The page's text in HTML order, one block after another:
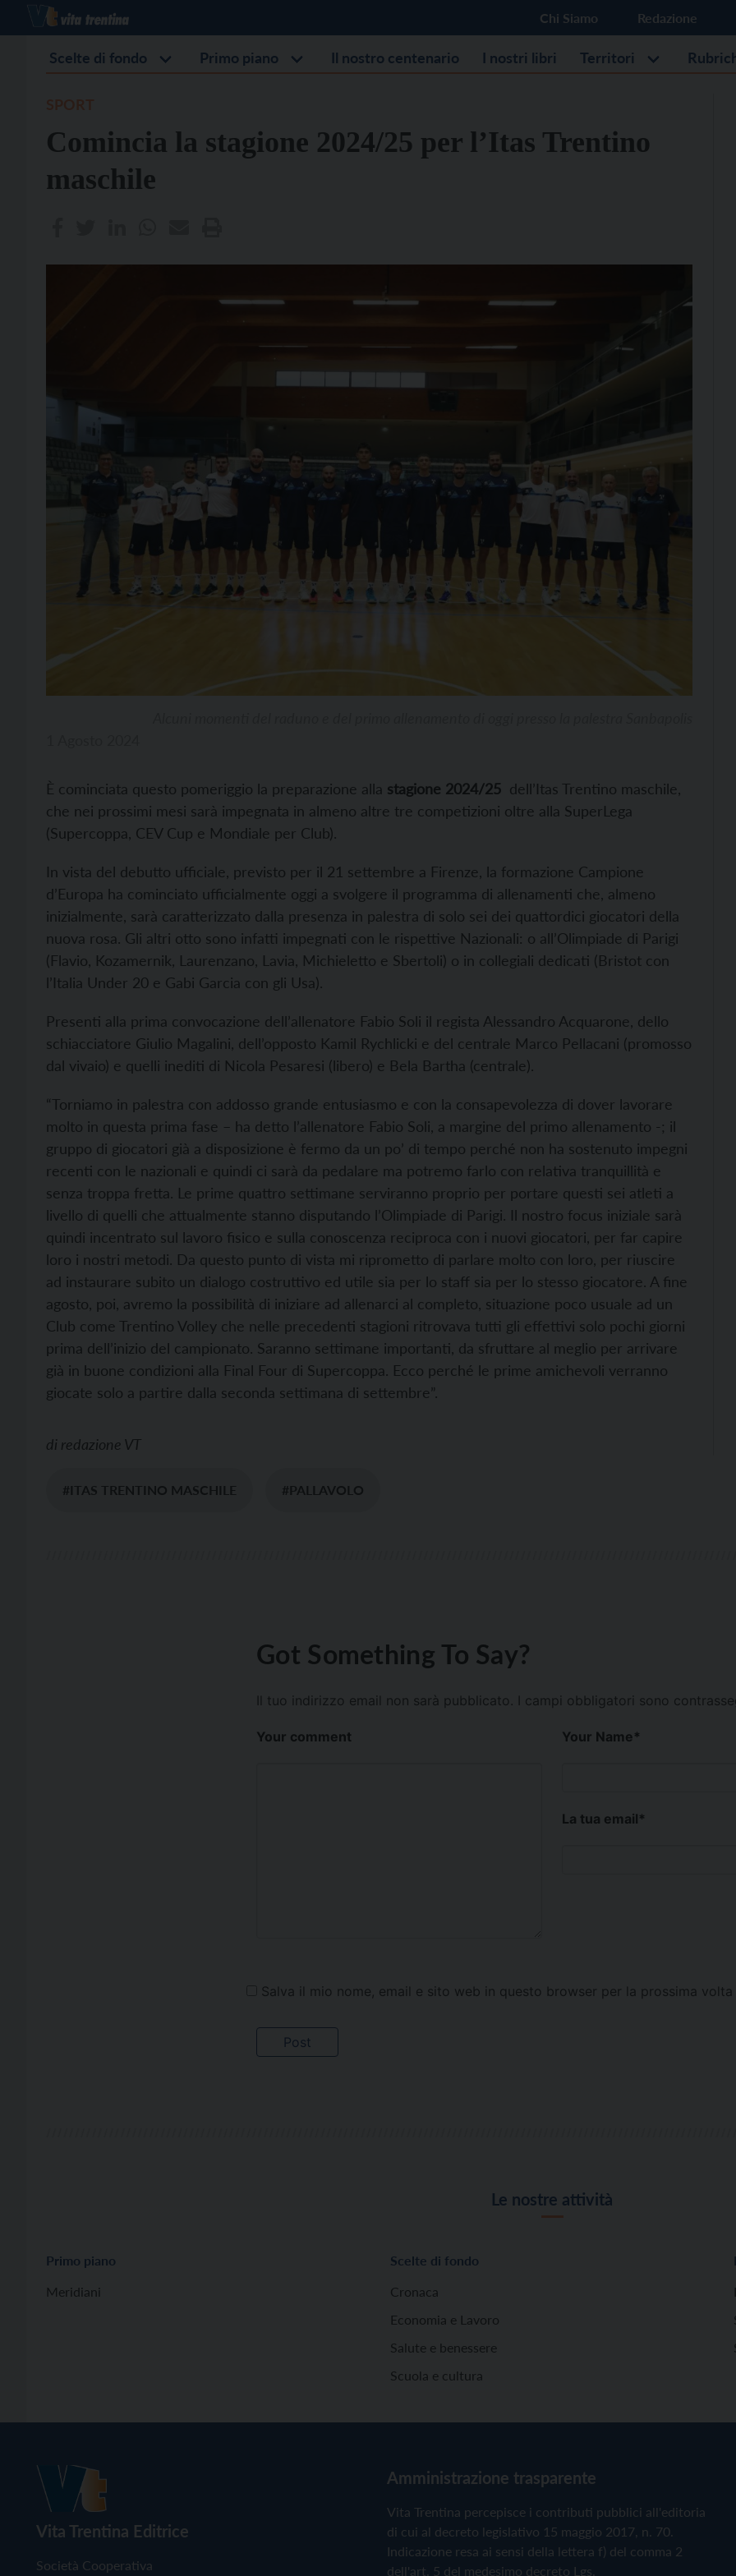
Chi Siamo Redazione
Scelte di fondo Primo piano Il nostro centenario I nostri libri Territori
Comincia la stagione 2024/25 per l’Itas Trentino
maschile
È cominciata questo pomeriggio la preparazione alla stagione 2024/25 dell’Itas Trentino maschile,
che nei prossimi mesi sarà impegnata in almeno altre tre competizioni oltre alla SuperLega
(Supercoppa, CEV Cup e Mondiale per Club).
In vista del debutto ufficiale, previsto per il 21 settembre a Firenze, la formazione Campione
d’Europa ha cominciato ufficialmente oggi a svolgere il programma di allenamenti che, almeno
inizialmente, sarà caratterizzato dalla presenza in palestra di solo sei dei quattordici giocatori della
nuova rosa. Gli altri otto sono infatti impegnati con le rispettive Nazionali: o all’Olimpiade di Parigi
(Flavio, Kozamernik, Laurenzano, Lavia, Michieletto e Sbertoli) o in collegiali dedicati (Bristot con
l’Italia Under 20 e Gabi Garcia con gli Usa).
Presenti alla prima convocazione dell’allenatore Fabio Soli il regista Alessandro Acquarone, dello
schiacciatore Giulio Magalini, dell’opposto Kamil Rychlicki e del centrale Marco Pellacani (promosso
dal vivaio) e quelli inediti di Nicola Pesaresi (libero) e Bela Bartha (centrale).
“Torniamo in palestra con addosso grande entusiasmo e con la consapevolezza di dover lavorare
molto in questa prima fase – ha detto l’allenatore Fabio Soli, a margine del primo allenamento -; il
gruppo di giocatori già a disposizione è fermo da un po’ di tempo perché non ha sostenuto impegni
recenti con le nazionali e quindi ci sarà da pedalare ma potremo farlo con relativa tranquillità e
senza troppa fretta. Le prime quattro settimane serviranno proprio per portare questi sei atleti a
livello di quelli che attualmente stanno disputando l’Olimpiade di Parigi. Il nostro focus iniziale sarà
quindi incentrato sul lavoro fisico e sulla conoscenza reciproca con i nuovi giocatori, per far capire
loro i nostri metodi. Da questo punto di vista mi riprometto di parlare molto con loro, per riuscire
ad instaurare subito un dialogo costruttivo ed utile sia per lo staff sia per lo stesso giocatore. A fine
agosto, poi, avremo la possibilità di iniziare ad allenarci al completo, situazione poco usuale ad un
Club come Trentino Volley che nelle precedenti stagioni ritrovava tutti gli effettivi solo pochi giorni
prima dell’inizio del campionato. Saranno settimane importanti, da sfruttare al meglio per arrivare
già in buone condizioni alla Final Four di Supercoppa. Ecco perché le prime amichevoli verranno
giocate solo a partire dalla seconda settimana di settembre”.
di redazione VT
#ITAS TRENTINO MASCHILE #PALLAVOLO
Got Something To Say?
Il tuo indirizzo email non sarà pubblicato. I campi obbligatori sono
Your comment Your Name*
La tua email*
Salva il mio nome, email e sito web in questo browser per la prossima
Le nostre attività
Primo piano
Meridiani
Scelte di fondo
Cronaca
Economia e Lavoro
Salute e benessere
Scuola e cultura
Vita Trentina Editrice
Società Cooperativa
Amministrazione trasparente
Vita Trentina percepisce i contributi pubblici all'editoria
di cui al decreto legislativo 15 maggio 2017, n. 70.
Indicazione resa ai sensi della lettera f) del comma 2
dell'art. 5 del medesimo decreto Lgs.